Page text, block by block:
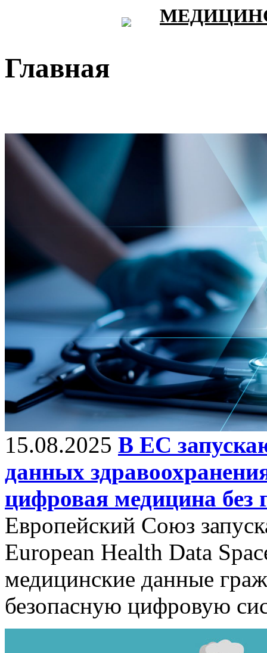
Главная
15.08.2025 В ЕС
данных
цифровая медицина без
Европейский Союз
European Health Data
медицинские данные
безопасную цифровую